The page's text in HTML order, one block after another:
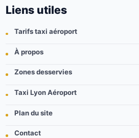
Liens utiles
Tarifs taxi aéroport
À propos
Zones desservies
Taxi Lyon Aéroport
Plan du site
Contact